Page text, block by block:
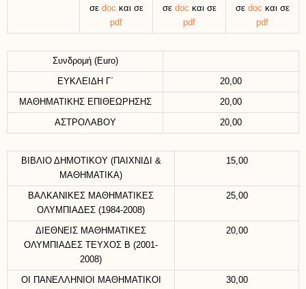
σε doc και σε
pdf
σε doc και σε
pdf
σε doc και σε
pdf
Συνδρομή (Euro)
ΕΥΚΛΕΙΔΗ Γ΄ 20,00
ΜΑΘΗΜΑΤΙΚΗΣ ΕΠΙΘΕΩΡΗΣΗΣ 20,00
ΑΣΤΡΟΛΑΒΟΥ 20,00
ΒΙΒΛΙΟ ΔΗΜΟΤΙΚΟΥ (ΠΑΙΧΝΙΔΙ &
ΜΑΘΗΜΑΤΙΚΑ)
15,00
ΒΑΛΚΑΝΙΚΕΣ ΜΑΘΗΜΑΤΙΚΕΣ
ΟΛΥΜΠΙΑΔΕΣ (1984-2008)
25,00
ΔΙΕΘΝΕΙΣ ΜΑΘΗΜΑΤΙΚΕΣ
ΟΛΥΜΠΙΑΔΕΣ ΤΕΥΧΟΣ Β (2001-
2008)
20,00
ΟΙ ΠΑΝΕΛΛΗΝΙΟΙ ΜΑΘΗΜΑΤΙΚΟΙ
30,00